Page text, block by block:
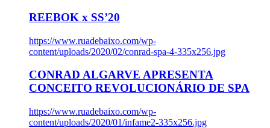
REEBOK x SS’20
https://www.ruadebaixo.com/wp-
content/uploads/2020/02/conrad-spa-4-335x256.jpg
CONRAD ALGARVE APRESENTA
CONCEITO REVOLUCIONÁRIO DE SPA
https://www.ruadebaixo.com/wp-
content/uploads/2020/01/infame2-335x256.jpg